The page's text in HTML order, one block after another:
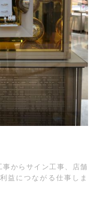
からサイン工事、店舗
益につながる仕事しま